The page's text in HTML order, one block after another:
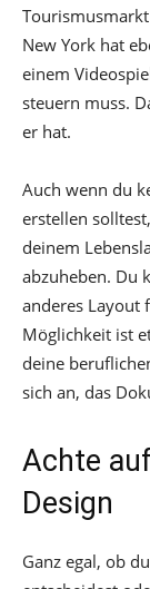
New York hat
einem
steuern muss.
er hat.
Auch wenn du
erstellen
deinem
abzuheben. Du
anderes Layout
Möglichkeit ist
deine
sich an, das
Achte
Design
Ganz egal, ob